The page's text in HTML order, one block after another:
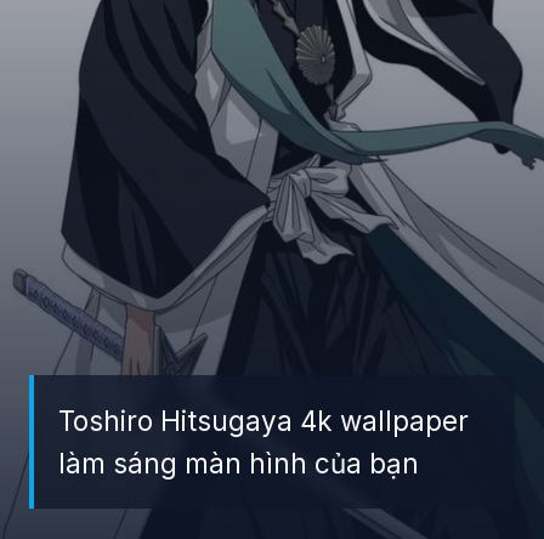
Toshiro Hitsugaya 4k wallpaper
làm sáng màn hình của bạn